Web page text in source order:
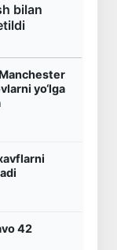
bilan
yo‘lga
42